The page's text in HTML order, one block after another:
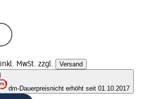
inkl. MwSt. zzgl. Versand
dm-Dauerpreisnicht erhöht seit 01.10.2017